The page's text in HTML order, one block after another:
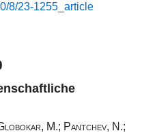
​8​/​23​-​1255​_​article
M.; Pantchev, N.;